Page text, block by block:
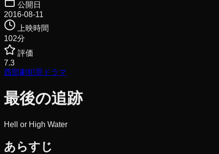
公開日
2016-08-11
上映時間
102分
評価
7.3
西部劇犯罪 ドラマ
最後の追跡
Hell or High Water
あらすじ